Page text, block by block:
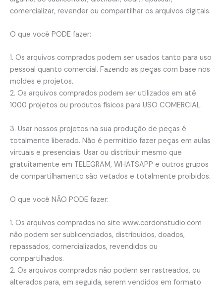
comercializar, revender ou compartilhar os arquivos digitais.
O que você PODE fazer:
1. Os arquivos comprados podem ser usados ​​tanto para uso
pessoal quanto comercial. Fazendo as peças com base nos
moldes e projetos.
2. Os arquivos comprados podem ser utilizados em até
1000 projetos ou produtos físicos para USO COMERCIAL.
3. Usar nossos projetos na sua produção de peças é
totalmente liberado. Não é permitido fazer peças em aulas
virtuais e presenciais. Usar ou distribuir mesmo que
gratuitamente em TELEGRAM, WHATSAPP e outros grupos
de compartilhamento são vetados e totalmente proibidos.
O que você NÃO PODE fazer:
1. Os arquivos comprados no site www.cordonstudio.com
não podem ser sublicenciados, distribuídos, doados,
repassados, comercializados, revendidos ou
compartilhados.
2. Os arquivos comprados não podem ser rastreados, ou
alterados para, em seguida, serem vendidos em formato